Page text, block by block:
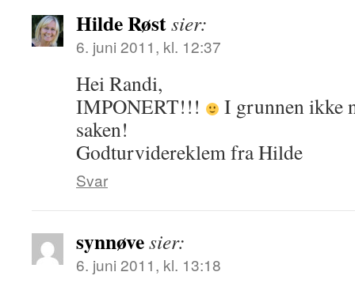
Hilde Røstsier:
6. juni 2011, kl. 12:37
Hei Randi,
IMPONERT!!!
I grunnen ikke
saken!
Godturvidereklem fra Hilde
Svar
synnøvesier:
6. juni 2011, kl. 13:18